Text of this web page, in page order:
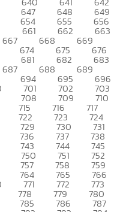
647 648 649
654 655 656
661 662 663
667 668 669
674 675 676
681 682 683
687 688 689
694 695 696
701 702 703
708 709 710
715 716 717
722 723 724
729 730 731
736 737 738
743 744 745
750 751 752
757 758 759
764 765 766
771 772 773
778 779 780
785 786 787